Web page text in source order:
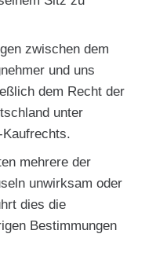
zwischen dem
und uns
dem Recht der
unter
mehrere der
unwirksam oder
dies die
Bestimmungen